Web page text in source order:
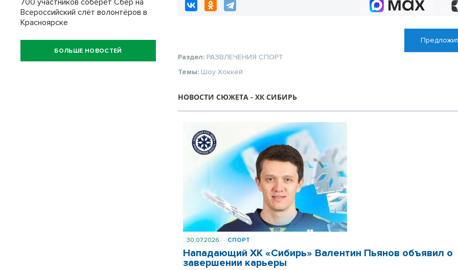
Раздел: РАЗВЛЕЧЕНИЯ СПОРТ
Темы: Шоу Хоккей
НОВОСТИ СЮЖЕТА - ХК СИБИРЬ
30.07.2026 СПОРТ
Нападающий ХК «Сибирь» Валентин Пьянов объявил о
завершении карьеры
700 участников соберёт Сбер на
Всероссийский слёт волонтёров в
Красноярске
БОЛЬШЕ НОВОСТЕЙ